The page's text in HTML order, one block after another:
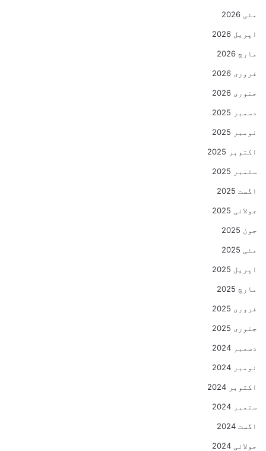
مئی 2026
اپریل 2026
مارچ 2026
فروری 2026
جنوری 2026
دسمبر 2025
نومبر 2025
اکتوبر 2025
ستمبر 2025
اگست 2025
جولائی 2025
جون 2025
مئی 2025
اپریل 2025
مارچ 2025
فروری 2025
جنوری 2025
دسمبر 2024
نومبر 2024
اکتوبر 2024
ستمبر 2024
اگست 2024
جولائی 2024